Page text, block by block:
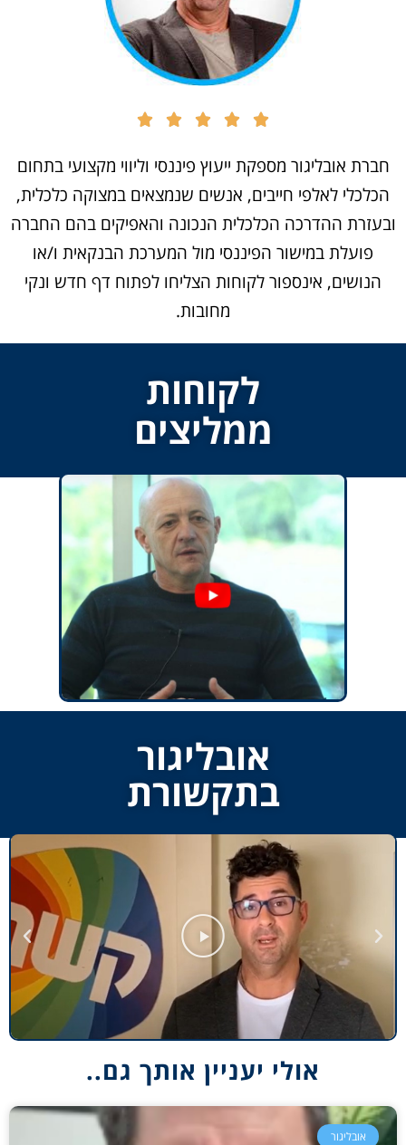
חברת אובליגור מספקת ייעוץ פיננסי וליווי מקצועי בתחום
הכלכלי לאלפי חייבים, אנשים שנמצאים במצוקה כלכלית,
ובעזרת ההדרכה הכלכלית הנכונה והאפיקים בהם החברה
פועלת במישור הפיננסי מול המערכת הבנקאית ו/או
הנושים, אינספור לקוחות הצליחו לפתוח דף חדש ונקי
מחובות.
לקוחות
ממליצים
אובליגור
בתקשורת
אולי יעניין אותך גם..
אובליגור